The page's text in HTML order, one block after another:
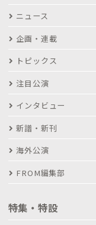
ニュース
企画・連載
トピックス
注目公演
インタビュー
新譜・新刊
海外公演
FROM編集部
特集・特設